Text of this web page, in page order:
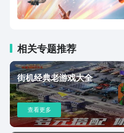
相关专题推荐
街机经典老游戏大全
查看更多